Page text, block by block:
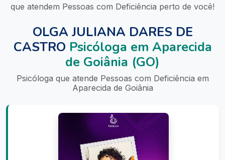
que atendem Pessoas com Deficiência perto de você!
OLGA JULIANA DARES DE
CASTRO Psicóloga em Aparecida
de Goiânia (GO)
Psicóloga que atende Pessoas com Deficiência em
Aparecida de Goiânia